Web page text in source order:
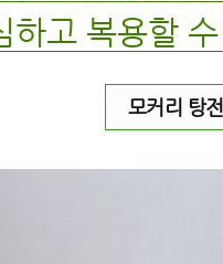
하고 복용할
모커리 탕